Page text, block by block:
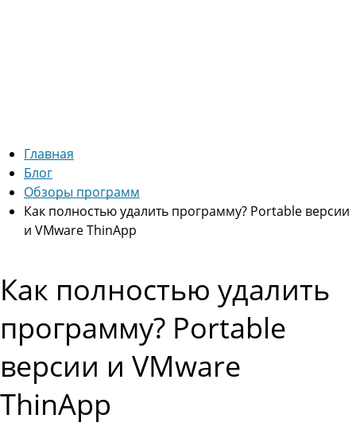
Главная
Блог
Обзоры программ
Как полностью удалить программу? Portable версии
и VMware ThinApp
Как полностью удалить
программу? Portable
версии и VMware
ThinApp